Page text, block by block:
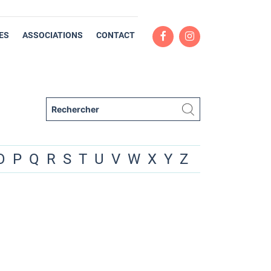
ASSOCIATIONS CONTACT
P Q R S T U V W X Y Z